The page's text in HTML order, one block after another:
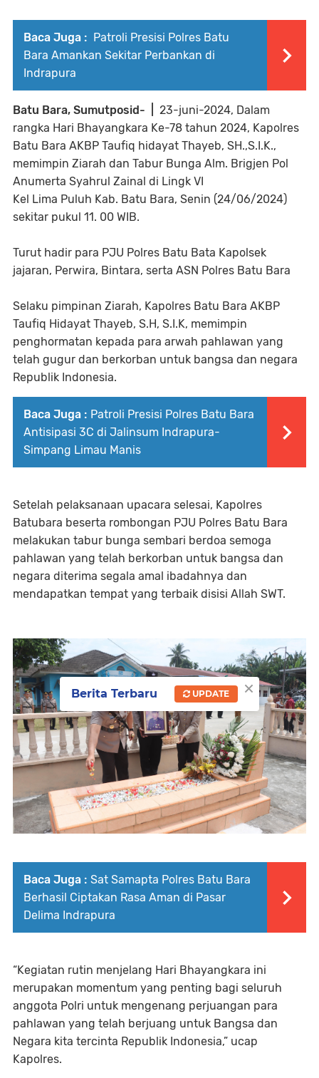
Baca Juga : Patroli Presisi Polres Batu
Bara Amankan Sekitar Perbankan di
Indrapura
Batu Bara, Sumutposid- |
23-juni-2024, Dalam
rangka Hari Bhayangkara Ke-78 tahun 2024, Kapolres
Batu Bara AKBP Taufiq hidayat Thayeb, SH.,S.I.K.,
memimpin Ziarah dan Tabur Bunga Alm. Brigjen Pol
Anumerta Syahrul Zainal di Lingk VI
Kel Lima Puluh Kab. Batu Bara, Senin (24/06/2024)
sekitar pukul 11. 00 WIB.
Turut hadir para PJU Polres Batu Bata Kapolsek
jajaran, Perwira, Bintara, serta ASN Polres Batu Bara
Selaku pimpinan Ziarah, Kapolres Batu Bara AKBP
Taufiq Hidayat Thayeb, S.H, S.I.K, memimpin
penghormatan kepada para arwah pahlawan yang
telah gugur dan berkorban untuk bangsa dan negara
Republik Indonesia.
Baca Juga : Patroli Presisi Polres Batu Bara
Antisipasi 3C di Jalinsum Indrapura-
Simpang Limau Manis
Setelah pelaksanaan upacara selesai, Kapolres
Batubara beserta rombongan PJU Polres Batu Bara
melakukan tabur bunga sembari berdoa semoga
pahlawan yang telah berkorban untuk bangsa dan
negara diterima segala amal ibadahnya dan
mendapatkan tempat yang terbaik disisi Allah SWT.
Baca Juga : Sat Samapta Polres Batu Bara
Berhasil Ciptakan Rasa Aman di Pasar
Delima Indrapura
“Kegiatan rutin menjelang Hari Bhayangkara ini
merupakan momentum yang penting bagi seluruh
anggota Polri untuk mengenang perjuangan para
pahlawan yang telah berjuang untuk Bangsa dan
Negara kita tercinta Republik Indonesia,” ucap
Kapolres.
×
Berita Terbaru UPDATE